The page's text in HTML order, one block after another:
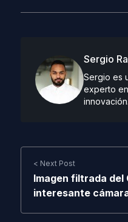
Sergio
Sergio es
experto
innovación.
< Next Post
Imagen filtrada del
interesante